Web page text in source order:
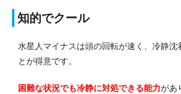
知的でクール
水星人マイナスは頭の回転が速く、冷静沈
とが得意です。
困難な状況でも冷静に対処できる能力があ